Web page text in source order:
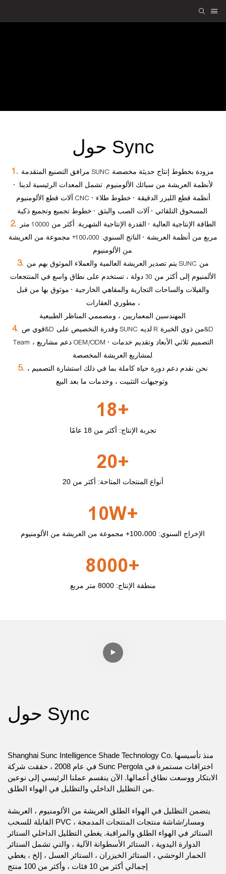
حول Sync
1. مرافق التصنيع المتقدمة SUNC مزودة بخطوط إنتاج حديثة مخصصة
لأنظمة العريشة من سبائك الألومنيوم. تشمل المعدات الرئيسية لدينا: •
آلات قطع الألومنيوم CNC • أنظمة قطع الليزر الدقيقة • خطوط طلاء
المسحوق التلقائي • آلات الصب والبثق • خطوط تجميع وتجميع ذكية.
2.
الطاقة الإنتاجية العالية • القدرة الإنتاجية الشهرية: أكثر من 10000 متر
مربع من أنظمة العريشة • الناتج السنوي: 100،000+ مجموعة من العريشة
من الألومنيوم.
3. يتم تصدير العريشة العالمية والعملاء الموثوق بهم من SUNC من
الألمنيوم إلى أكثر من 30 دولة ، تستخدم على نطاق واسع في المنتجعات
والفيلات والساحات التجارية والمقاهي الخارجية • موثوق بها من قبل
مطوري العقارات ،
المهندسين المعماريين ، ومصممي المناظر الطبيعية.
4. قوي ص&D وقدرة التخصيص على SUNC لديه R من ذوي الخبرة&D
Team ، دعم مشاريع OEM/ODM • التصميم ثلاثي الأبعاد وتقديم خدمات
لمشاريع العريشة المخصصة.
5. نحن نقدم دعم دورة حياة كاملة بما في ذلك استشارة التصميم ،
18+
تجربة الإنتاج: أكثر من 18 عامًا
20+
أنواع المنتجات المتاحة: أكثر من 20
10W+
الإخراج السنوي: 100،000+ مجموعة من العريشة من الألومنيوم
8000+
منطقة الإنتاج: 8000 متر مربع
حول Sync
Shanghai Sunc Intelligence Shade Technology Co. منذ تأسيسها
في عام 2008 ، حققت شركة Sunc Pergola اختراقات مستمرة في
الابتكار ووسعت نطاق أعمالها. الآن ينقسم عملنا الرئيسي إلى نوعين
من التظليل الداخلي والتظليل في الهواء الطلق.
يتضمن التظليل في الهواء الطلق العريشة من الألومنيوم ، العريشة
القابلة للسحب PVC ومسار/شاشة منتجات المنتجات المدمجة ،
الستائر في الهواء الطلق والمراقبة. يغطي التظليل الداخلي الستائر
الدوارة اليدوية ، الستائر الأسطوانة الآلية ، والتي تشمل الستائر
الحمار الوحشي ، الستائر الخيزران ، الستائر العسل ، إلخ ، يغطي